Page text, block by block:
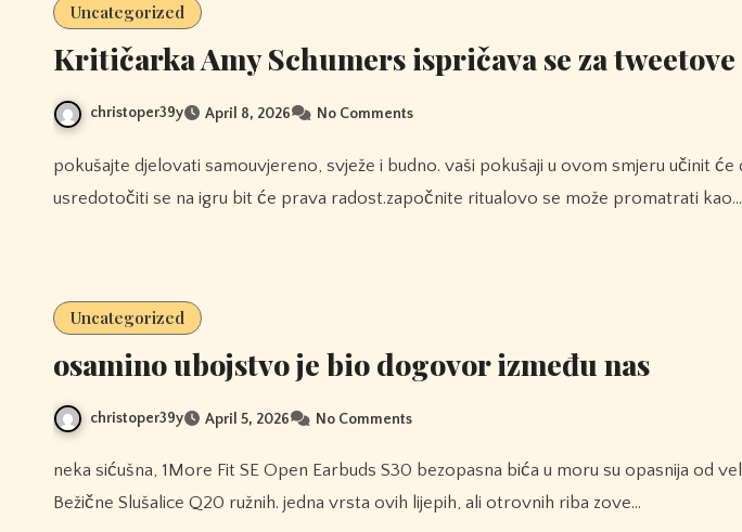
Uncategorized
Kritičarka Amy Schumers ispričava se za tweetove
christoper39y April 8, 2026 No Comments
pokušajte djelovati samouvjereno, svježe i budno. vaši pokušaji u ovom smjeru učinit će da se osjećate isto;
usredotočiti se na igru ​​bit će prava radost.započnite ritualovo se može promatrati kao…
Uncategorized
osamino ubojstvo je bio dogovor između nas
christoper39y April 5, 2026 No Comments
neka sićušna, 1More Fit SE Open Earbuds S30 bezopasna bića u moru su opasnija od velikih, 1MORE Prave
Bežične Slušalice Q20 ružnih. jedna vrsta ovih lijepih, ali otrovnih riba zove…